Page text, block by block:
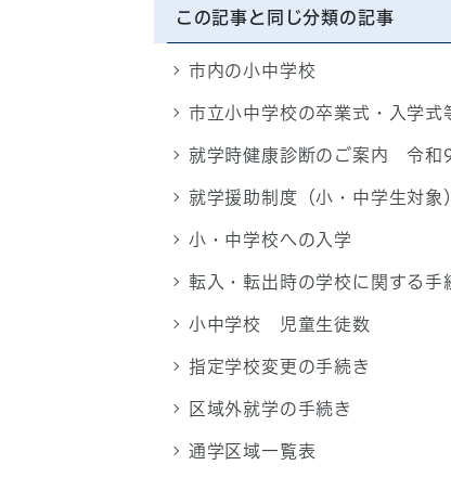
この記事と同じ分類の記事
市内の小中学校
市立小中学校の卒業式・入学式
就学時健康診断のご案内 令和
就学援助制度（小・中学生対象
小・中学校への入学
転入・転出時の学校に関する手
小中学校 児童生徒数
指定学校変更の手続き
区域外就学の手続き
通学区域一覧表